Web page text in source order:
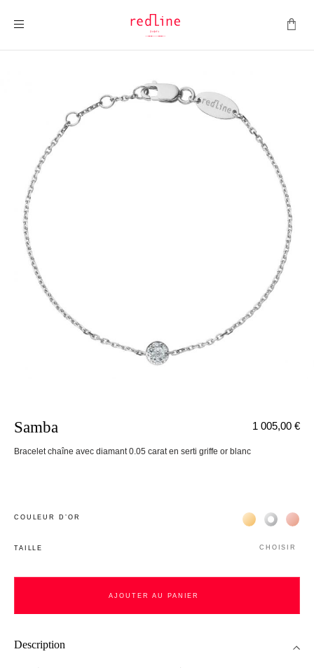
Samba
Bracelet chaîne avec diamant 0.05 carat en serti griffe or blanc
1 005,00 €
COULEUR D’OR Жёлтое золото
Белое
TAILLE CHOISIR
AJOUTER AU PANIER
AJOUTER AU PANIER
Description